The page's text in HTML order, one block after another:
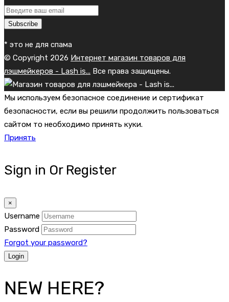
Subscribe
* это не для спама
© Copyright 2026 Интернет магазин товаров для
лэшмейкеров - Lash is... Все права защищены.
Мы используем безопасное соединение и сертификат
безопасности, если вы решили продолжить пользоваться
сайтом то необходимо принять куки.
Принять
Sign in Or Register
×
Username
Password
Forgot your password?
NEW HERE?